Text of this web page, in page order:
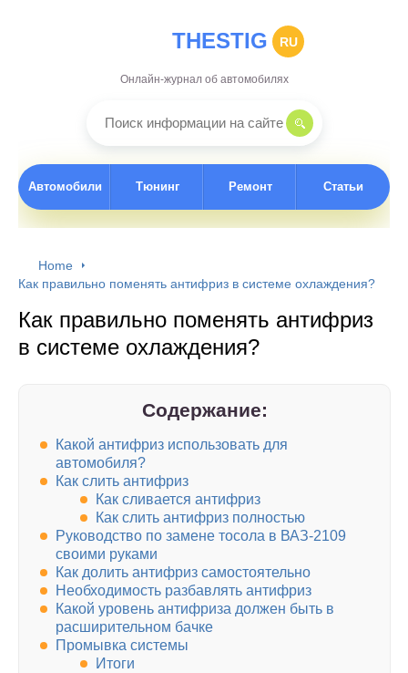
THESTIG RU
Онлайн-журнал об автомобилях
Автомобили Тюнинг Ремонт Статьи
Home
Как правильно поменять антифриз в системе охлаждения?
Как правильно поменять антифриз
в системе охлаждения?
Содержание:
Какой антифриз использовать для
автомобиля?
Как слить антифриз
Как сливается антифриз
Как слить антифриз полностью
Руководство по замене тосола в ВАЗ-2109
своими руками
Как долить антифриз самостоятельно
Необходимость разбавлять антифриз
Какой уровень антифриза должен быть в
расширительном бачке
Промывка системы
Итоги